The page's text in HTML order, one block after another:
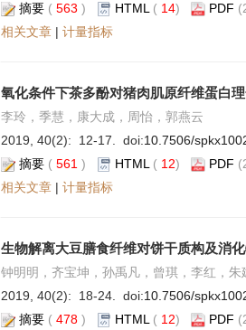
摘要 ( 563 ) HTML ( 14) PDF
相关文章 | 计量指标
氧化条件下茶多酚对猪肉肌原纤维蛋白
李玲，季慧，康大成，周怡，郭燕云
2019, 40(2): 12-17. doi:10.7506/
摘要 ( 561 ) HTML ( 12) PDF
相关文章 | 计量指标
生物解离大豆膳食纤维对饼干质构及消
钟明明，齐宝坤，孙禹凡，曾琪，李红，
2019, 40(2): 18-24. doi:10.7506/
摘要 ( 478 ) HTML ( 12) PDF